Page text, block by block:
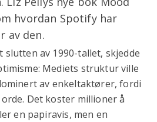
hvordan Spotify har
av den.
av 1990-tallet, skjedde
Mediets struktur ville
av enkeltaktører, fordi
Det koster millioner å
en papiravis, men en